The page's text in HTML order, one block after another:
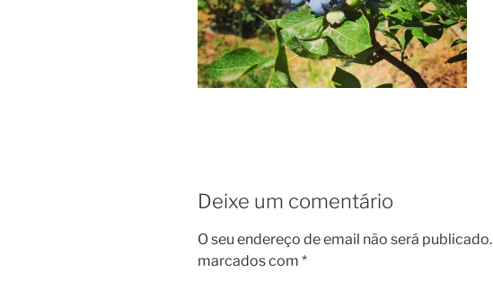
Deixe um comentário
O seu endereço de email não será publicado.
marcados com *